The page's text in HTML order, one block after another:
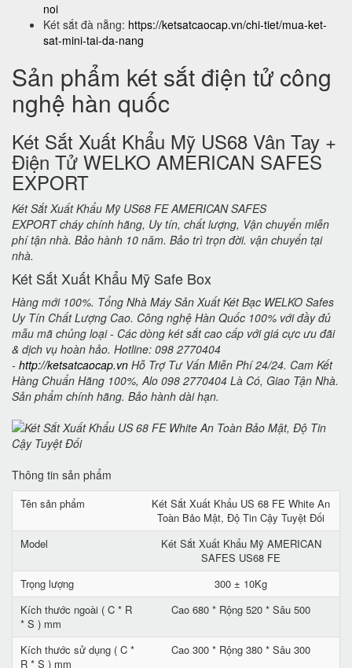
noi
Két sắt đà nẵng: https://ketsatcaocap.vn/chi-tiet/mua-ket-
sat-mini-tai-da-nang
Sản phẩm két sắt điện tử công
nghệ hàn quốc
Két Sắt Xuất Khẩu Mỹ US68 Vân Tay +
Điện Tử WELKO AMERICAN SAFES
EXPORT
Két Sắt Xuất Khẩu Mỹ US68 FE AMERICAN SAFES
EXPORT cháy chính hãng, Uy tín, chất lượng, Vận chuyển miễn
phí tận nhà. Bảo hành 10 năm. Bảo trì trọn đời. vận chuyển tại
nhà.
Két Sắt Xuất Khẩu Mỹ Safe Box
Hàng mới 100%. Tổng Nhà Máy Sản Xuất Két Bạc WELKO Safes
Uy Tín Chất Lượng Cao. Công nghệ Hàn Quốc 100% với đầy đủ
mẫu mã chủng loại - Các dòng két sắt cao cấp với giá cực ưu đãi
& dịch vụ hoàn hảo. Hotline: 098 2770404
- http://ketsatcaocap.vn Hỗ Trợ Tư Vấn Miễn Phí 24/24. Cam Kết
Hàng Chuẩn Hãng 100%, Alo 098 2770404 Là Có, Giao Tận Nhà.
Sản phẩm chính hãng. Bảo hành dài hạn.
Thông tin sản phẩm
Tên sản phẩm
Két Sắt Xuất Khẩu US 68 FE White An
Toàn Bảo Mật, Độ Tin Cậy Tuyệt Đối
Model
Két Sắt Xuất Khẩu Mỹ AMERICAN
SAFES US68 FE
Trọng lượng
300 ± 10Kg
Kích thước ngoài ( C * R
* S ) mm
Cao 680 * Rộng 520 * Sâu 500
Kích thước sử dụng ( C *
R * S ) mm
Cao 300 * Rộng 380 * Sâu 300